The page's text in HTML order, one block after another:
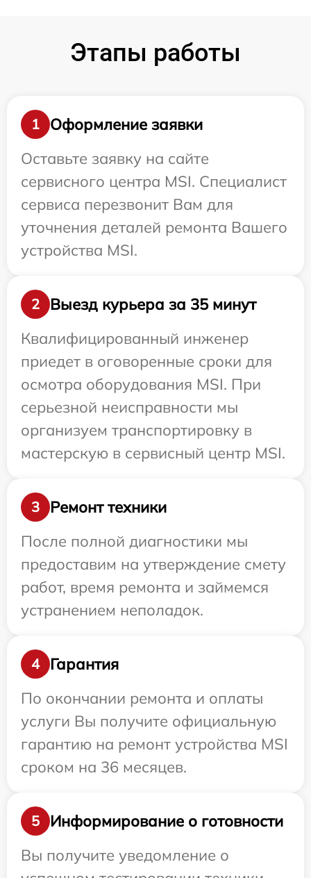
Этапы работы
1
Оформление заявки
Оставьте заявку на сайте
сервисного центра MSI. Специалист
сервиса перезвонит Вам для
уточнения деталей ремонта Вашего
устройства MSI.
2
Выезд курьера за 35 минут
Квалифицированный инженер
приедет в оговоренные сроки для
осмотра оборудования MSI. При
серьезной неисправности мы
организуем транспортировку в
мастерскую в сервисный центр MSI.
3
Ремонт техники
После полной диагностики мы
предоставим на утверждение смету
работ, время ремонта и займемся
устранением неполадок.
4
Гарантия
По окончании ремонта и оплаты
услуги Вы получите официальную
гарантию на ремонт устройства MSI
сроком на 36 месяцев.
5
Информирование о готовности
Вы получите уведомление о